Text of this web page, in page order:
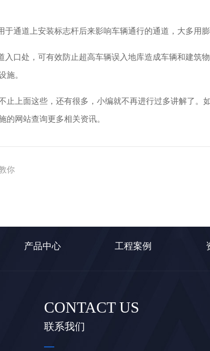
通道上安装标志杆后来影响车辆通行的通道，大多用膨
口处，可有效防止超高车辆误入地库造成车辆和建筑
施。
止上面这些，还有很多，小编就不再进行过多讲解了。
的网站查询更多相关资讯。
你
产品中心 工程案例
CONTACT US
联系我们